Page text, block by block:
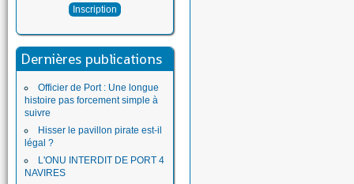
Dernières publications
Officier de Port : Une longue
histoire pas forcement simple à
suivre
Hisser le pavillon pirate est-il
légal ?
L'ONU INTERDIT DE PORT 4
NAVIRES